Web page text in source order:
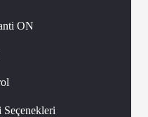
ON
Seçenekleri